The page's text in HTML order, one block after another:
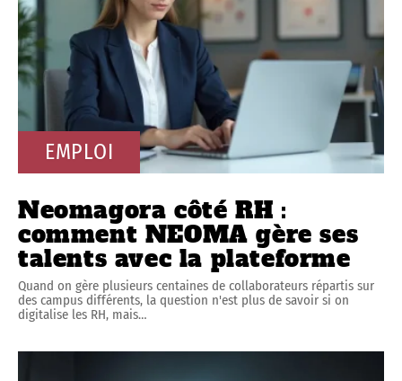
EMPLOI
Neomagora côté RH :
comment NEOMA gère ses
talents avec la plateforme
Quand on gère plusieurs centaines de collaborateurs répartis sur
des campus différents, la question n'est plus de savoir si on
digitalise les RH, mais…